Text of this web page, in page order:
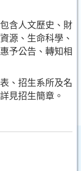
含人文歷史、財
源、生命科學、
予公告、轉知相
、招生系所及名
見招生簡章。